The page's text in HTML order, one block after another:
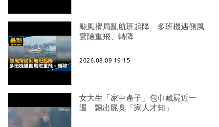
颱風攪局亂航班起降 多班機遇側風
驚險重飛、轉降
2026.08.09 19:15
女大生「家中產子」包巾藏屍近一
週 飄出屍臭「家人才知」